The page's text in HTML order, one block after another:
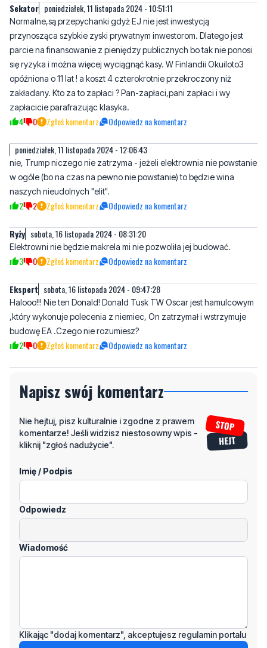
parcie na finansowanie z pieniędzy publicznych bo tak nie ponosi
się ryzyka i można więcej wyciągnąć kasy. W Finlandii Okuiloto3
opóźniona o 11 lat ! a koszt 4 czterokrotnie przekroczony niż
zakładany. Kto za to zapłaci ? Pan-zapłaci,pani zapłaci i wy
zapłacicie parafrazując klasyka.
4 0 Zgłoś komentarz Odpowiedz na komentarz
poniedziałek, 11 listopada 2024 - 12:06:43
nie, Trump niczego nie zatrzyma - jeżeli elektrownia nie powstanie
naszych nieudolnych "elit".
2 2 Zgłoś komentarz Odpowiedz na komentarz
Ryży sobota, 16 listopada 2024 - 08:31:20
Elektrowni nie będzie makrela mi nie pozwoliła jej budować.
Ekspert sobota, 16 listopada 2024 - 09:47:28
Halooo!!! Nie ten Donald! Donald Tusk TW Oscar jest hamulcowym
budowę EA .Czego nie rozumiesz?
2 0 Zgłoś komentarz Odpowiedz na komentarz
Napisz swój komentarz
komentarze! Jeśli widzisz niestosowny wpis -
kliknij "zgłoś nadużycie".
Imię / Podpis
Odpowiedz
Wiadomość